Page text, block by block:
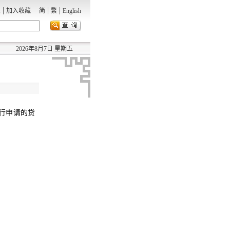
| 加入收藏 简 | 繁 | English
2026年8月7日 星期五